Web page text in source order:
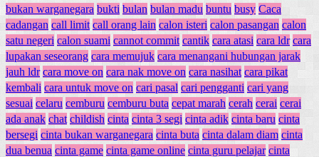
bukan warganegara bukti bulan bulan madu buntu busy Caca
cadangan call limit call orang lain calon isteri calon pasangan calon
satu negeri calon suami cannot commit cantik cara atasi cara ldr cara
lupakan seseorang cara memujuk cara menangani hubungan jarak
jauh ldr cara move on cara nak move on cara nasihat cara pikat
kembali cara untuk move on cari pasal cari pengganti cari yang
sesuai celaru cemburu cemburu buta cepat marah cerah cerai cerai
ada anak chat childish cinta cinta 3 segi cinta adik cinta baru cinta
bersegi cinta bukan warganegara cinta buta cinta dalam diam cinta
dua benua cinta game cinta game online cinta guru pelajar cinta